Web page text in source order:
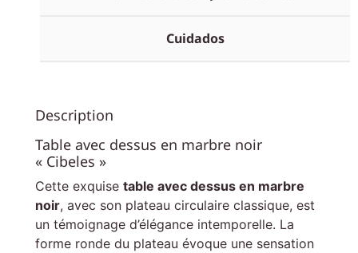
Cuidados
Description
Table avec dessus en marbre noir
« Cibeles »
Cette exquise table avec dessus en marbre
noir, avec son plateau circulaire classique, est
un témoignage d’élégance intemporelle. La
forme ronde du plateau évoque une sensation